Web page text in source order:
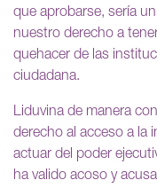
que aprobarse, sería
nuestro derecho a
quehacer de las
ciudadana.
Liduvina de manera
derecho al acceso a la
actuar del poder
ha valido acoso y